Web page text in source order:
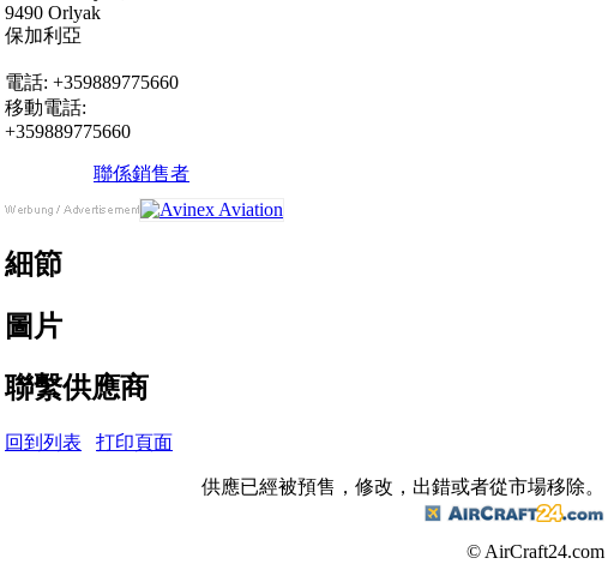
9490 Orlyak
保加利亞
電話: +359889775660
移動電話:
+359889775660
聯係銷售者
細節
圖片
聯繫供應商
回到列表 打印頁面
供應已經被預售，修改，出錯或者從市場移除。
© AirCraft24.com